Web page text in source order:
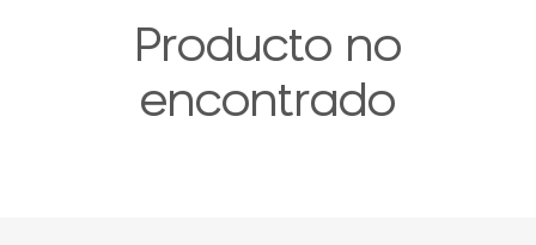
Producto no
encontrado